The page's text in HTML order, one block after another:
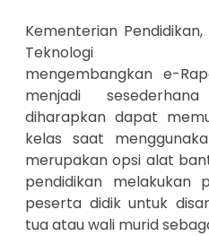
Kementerian
Teknologi
mengembangkan e-
menjadi
diharapkan dapat
kelas saat
merupakan opsi alat
pendidikan melakukan
peserta didik untuk
tua atau wali murid